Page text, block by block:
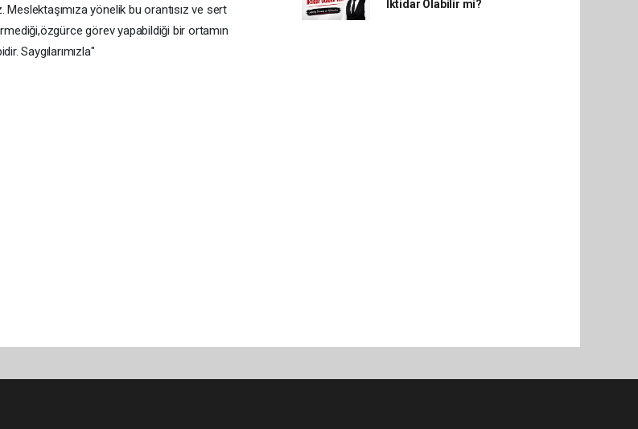
yönelik bu orantısız ve sert
görev yapabildiği bir ortamın
Saygılarımızla"
İktidar Olabilir mi?